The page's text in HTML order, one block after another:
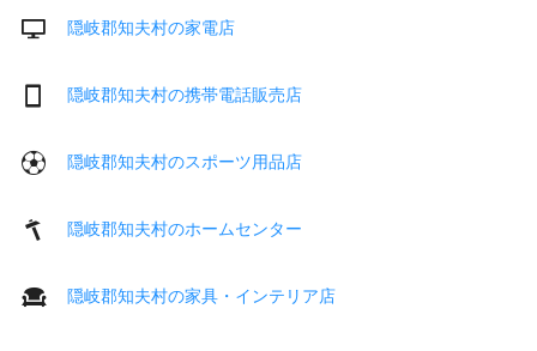
隠岐郡知夫村の家電店
隠岐郡知夫村の携帯電話販売店
隠岐郡知夫村のスポーツ用品店
隠岐郡知夫村のホームセンター
隠岐郡知夫村の家具・インテリア店